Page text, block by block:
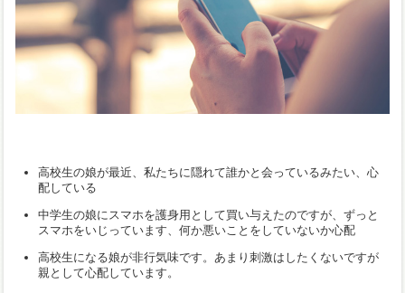
高校生の娘が最近、私たちに隠れて誰かと会っているみたい、心
配している
中学生の娘にスマホを護身用として買い与えたのですが、ずっと
スマホをいじっています、何か悪いことをしていないか心配
高校生になる娘が非行気味です。あまり刺激はしたくないですが
親として心配しています。